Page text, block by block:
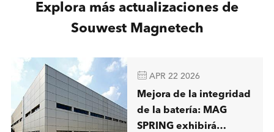
Explora más actualizaciones de
Souwest Magnetech
 APR 22 2026
Mejora de la integridad
de la batería: MAG
SPRING exhibirá